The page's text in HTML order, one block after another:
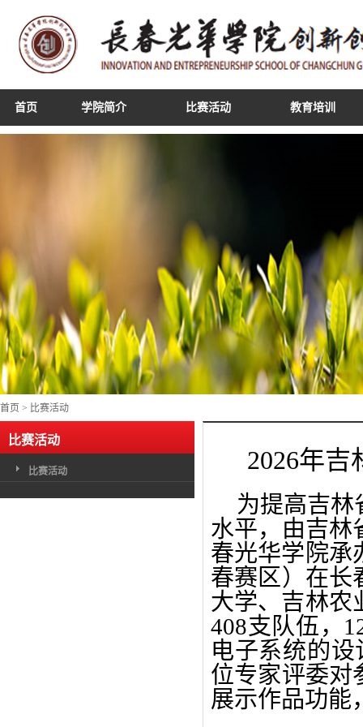
首页 学院简介 比赛活动 教育培训
首页 > 比赛活动
比赛活动
比赛活动 2026年
为提高吉
水平，由吉林
春光华学院承
春赛区）在长
大学、吉林农
408支队伍，
电子系统的
位专家评委对
展示作品功能